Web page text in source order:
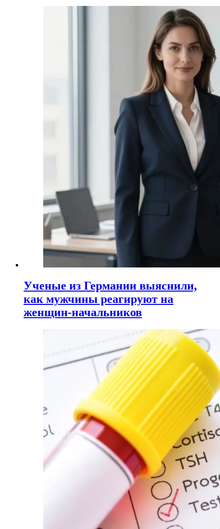
Ученые из Германии выяснили,
как мужчины реагируют на
женщин-начальников